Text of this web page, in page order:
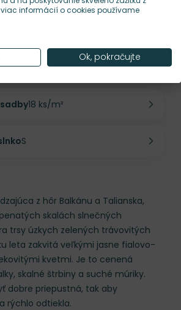
vankúšovitý
18 ks/m²
S
z hôr Balkánu a Talianska,
skalách slnečných
trsy úzkych zelených trávovitých
leta zakvitá veľkými jasne fialovo-
kvetmi. Je to cenená
skalné štrbiny a suché múriky.
dobre priepustná, tak aby
rýchlo odtiekla.
viac informácií o cookies používame
Ok, pokračujte